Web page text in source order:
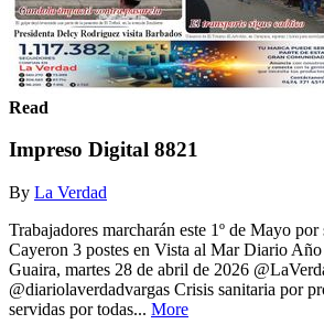
Read
Impreso Digital 8821
By La Verdad
Trabajadores marcharán este 1º de Mayo
Cayeron 3 postes en Vista al Mar Diario
Guaira, martes 28 de abril de 2026
@diariolaverdadvargas Crisis sanitaria por
servidas por todas... More